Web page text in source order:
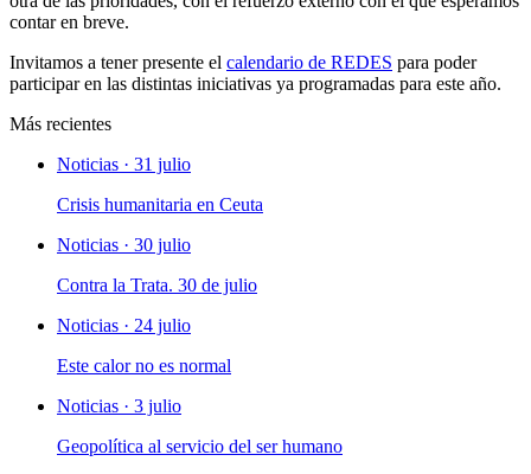
contar en breve.
Invitamos a tener presente el calendario de REDES para poder
participar en las distintas iniciativas ya programadas para este año.
Más recientes
Noticias · 31 julio
Crisis humanitaria en Ceuta
Noticias · 30 julio
Contra la Trata. 30 de julio
Noticias · 24 julio
Este calor no es normal
Noticias · 3 julio
Geopolítica al servicio del ser humano